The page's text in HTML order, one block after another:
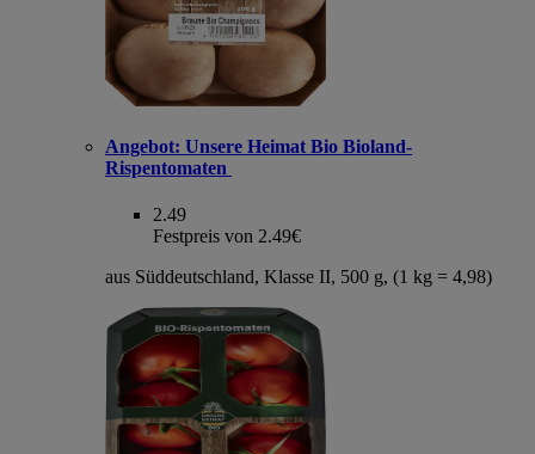
Angebot: Unsere Heimat Bio Bioland-
Rispentomaten
2.49
Festpreis von 2.49€
aus Süddeutschland, Klasse II, 500 g, (1 kg = 4,98)